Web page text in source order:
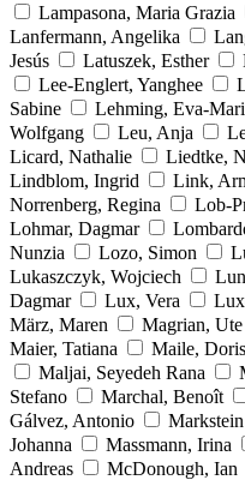
Lampasona, Maria Grazia
Lanfermann, Angelika
Jesús
Latuszek, Esther
Lee-Englert, Yanghee
Sabine
Lehming, Eva-
Wolfgang
Leu, Anja
Licard, Nathalie
Liedtke,
Lindblom, Ingrid
Link,
Norrenberg, Regina
Lob-
Lohmar, Dagmar
Nunzia
Lozo, Simon
Lukaszczyk, Wojciech
Dagmar
Lux, Vera
März, Maren
Magrian, Ute
Maier, Tatiana
Maile, Doris
Maljai, Seyedeh Rana
Stefano
Marchal, Benoît
Gálvez, Antonio
Johanna
Massmann, Irina
Andreas
McDonough, Ian